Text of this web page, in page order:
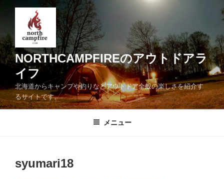
ン
ツ
へ
キ
ッ
NORTHCAMPFIREのアウトドアラ
イフ
北海道からキャンプや釣りなどアウトドア全般の楽しさを紹介す
るサイトです。
メニュー
syumari18